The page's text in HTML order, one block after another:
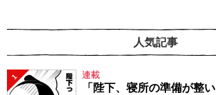
人気記事
1 連載
「陛下、寝所の準備が整